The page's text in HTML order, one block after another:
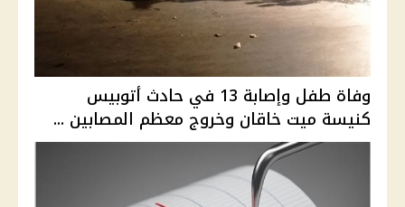
وفاة طفل وإصابة 13 في حادث أتوبيس
كنيسة ميت خاقان وخروج معظم المصابين ...